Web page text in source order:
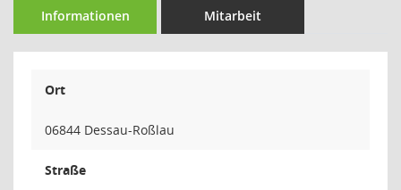
Informationen Mitarbeit
Ort
06844 Dessau-Roßlau
Straße